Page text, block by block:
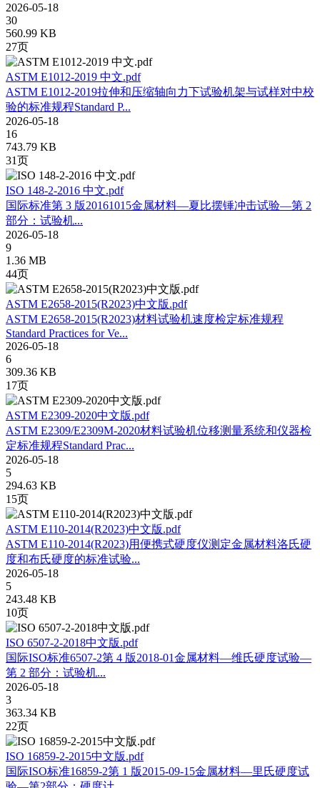
2026-05-18
30
560.99 KB
27页
ASTM E1012-2019 中文.pdf
ASTM E1012-2019拉伸和压缩轴向力下试验机架与试样对中校
验的标准规程Standard P...
2026-05-18
16
743.79 KB
31页
ISO 148-2-2016 中文.pdf
国际标准第 3 版2016­10­15金属材料—夏比摆锤冲击试验—第 2
部分：试验机...
2026-05-18
9
1.36 MB
44页
ASTM E2658-2015(R2023)中文版.pdf
ASTM E2658-2015(R2023)材料试验机速度检定标准规程
Standard Practices for Ve...
2026-05-18
6
309.36 KB
17页
ASTM E2309-2020中文版.pdf
ASTM E2309/E2309M-2020材料试验机位移测量系统和仪器检
定标准规程Standard Prac...
2026-05-18
5
294.63 KB
15页
ASTM E110-2014(R2023)中文版.pdf
ASTM E110-2014(R2023)用便携式硬度仪测定金属材料洛氏硬
度和布氏硬度的标准试验...
2026-05-18
5
243.48 KB
10页
ISO 6507-2-2018中文版.pdf
国际ISO标准6507-2第 4 版2018-01金属材料—维氏硬度试验—
第 2 部分：试验机...
2026-05-18
3
363.34 KB
22页
ISO 16859-2-2015中文版.pdf
国际ISO标准16859-2第 1 版2015-09-15金属材料—里氏硬度试